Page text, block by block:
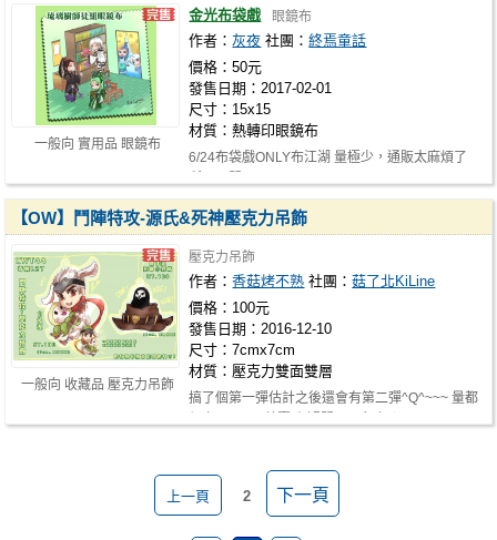
一般向 實用品 眼鏡布
金光布袋戲 眼鏡布
作者：灰夜 社團：終焉童話
價格：50元
發售日期：2017-02-01
尺寸：15x15
材質：熱轉印眼鏡布
6/24布袋戲ONLY布江湖 量極少，通販太麻煩了
一般向 收藏品 壓克力吊飾
【OW】鬥陣特攻-源氏&死神壓克力吊飾
壓克力吊飾
作者：香菇烤不熟 社團：菇了北KiLine
價格：100元
發售日期：2016-12-10
尺寸：7cmx7cm
材質：壓克力雙面雙層
搞了個第一彈估計之後還會有第二彈^Q^~~~ 量都
上一頁 2 下一頁